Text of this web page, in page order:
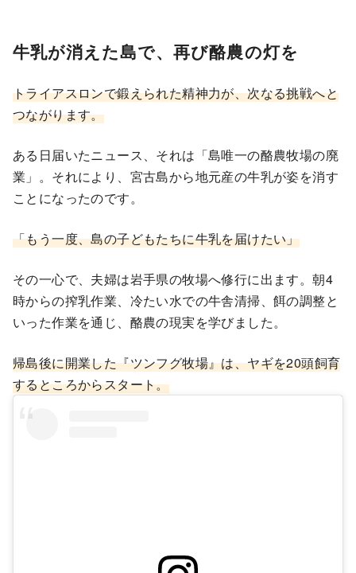
牛乳が消えた島で、再び酪農の灯を
トライアスロンで鍛えられた精神力が、次なる挑戦へと
つながります。
ある日届いたニュース、それは「島唯一の酪農牧場の廃
業」。それにより、宮古島から地元産の牛乳が姿を消す
ことになったのです。
「もう一度、島の子どもたちに牛乳を届けたい」
その一心で、夫婦は岩手県の牧場へ修行に出ます。朝4
時からの搾乳作業、冷たい水での牛舎清掃、餌の調整と
いった作業を通じ、酪農の現実を学びました。
帰島後に開業した『ツンフグ牧場』は、ヤギを20頭飼育
するところからスタート。